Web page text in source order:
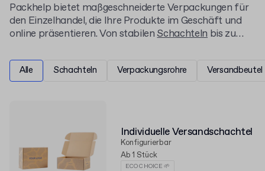
Packhelp bietet maßgeschneiderte Verpackungen für
den Einzelhandel, die Ihre Produkte im Geschäft und
online präsentieren. Von stabilenSchachteln bis zu
bereits ab kleinen Mindestbestellmengen.
Alle Schachteln Verpackungsrohre Versandbeutel
Individuelle Versandschachtel
Konfigurierbar
Ab 1 Stück
ECO CHOICE 🌱